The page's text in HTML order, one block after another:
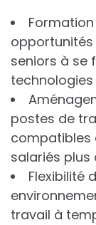
seniors à se
postes de
compatibles
salariés plus
Flexibilité
travail à